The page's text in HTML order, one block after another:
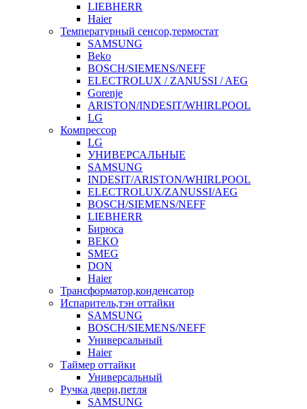
LIEBHERR
Haier
Температурный сенсор,термостат
SAMSUNG
Beko
BOSCH/SIEMENS/NEFF
ELECTROLUX / ZANUSSI / AEG
Gorenje
ARISTON/INDESIT/WHIRLPOOL
LG
Компрессор
LG
УНИВЕРСАЛЬНЫЕ
SAMSUNG
INDESIT/ARISTON/WHIRLPOOL
ELECTROLUX/ZANUSSI/AEG
BOSCH/SIEMENS/NEFF
LIEBHERR
Бирюса
BEKO
SMEG
DON
Haier
Трансформатор,конденсатор
Испаритель,тэн оттайки
SAMSUNG
BOSCH/SIEMENS/NEFF
Универсальный
Haier
Таймер оттайки
Универсальный
Ручка двери,петля
SAMSUNG